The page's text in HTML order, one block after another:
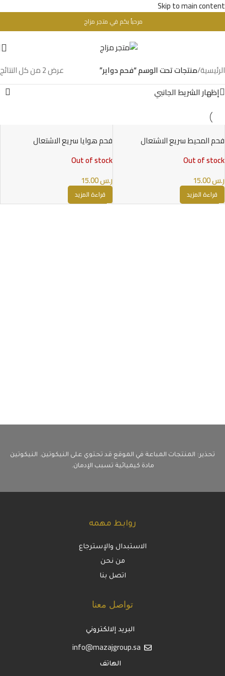
Skip to main content
تحذير : للبالغين فقط + 18 عام - WARINIG : Not For Sale For Minors
مرحباُ بكم في متجر مزاج
الرئيسية/منتجات تحت الوسم “فحم دواير”
عرض ⁦2⁩ من كل النتائج
إظهار الشريط الجانبي
فحم المحيط سريع الاشتعال
Out of stock
ر.س
قراءة المزيد
فحم هوايا سريع الاشتعال
Out of stock
ر.س15.00
قراءة المزيد
تحذير: المنتجات المباعة في الموقع قد تحتوي على النيكوتين. النيكوتين
مادة كيميائية تسبب الإدمان.
روابط مهمه
الاستبدال والإسترجاع
من نحن
اتصل بنا
تواصل معنا
البريد إلالكتروني
info@mazajgroup.sa
الهاتف